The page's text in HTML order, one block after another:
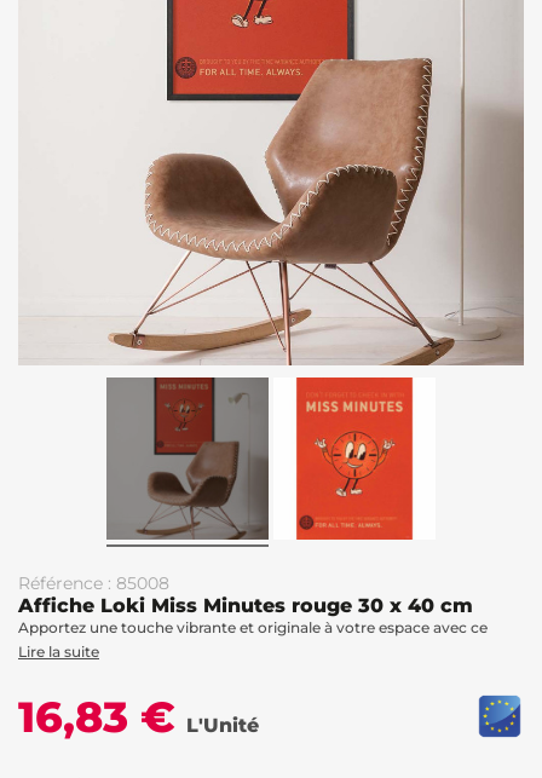
Référence : 85008
Affiche Loki Miss Minutes rouge 30 x 40 cm
Apportez une touche vibrante et originale à votre espace avec ce
Lire la suite
16,83 € L'Unité